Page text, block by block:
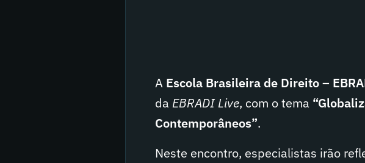
A Escola Brasileira de Direito –
daEBRADI Live, com o tema
Contemporâneos”.
Neste encontro, especialistas irão